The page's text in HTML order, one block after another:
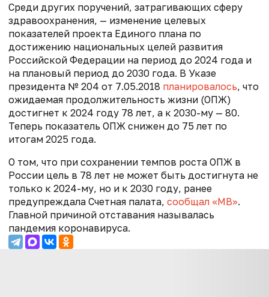
Среди других поручений, затрагивающих сферу
здравоохранения, — изменение целевых
показателей проекта Единого плана по
достижению национальных целей развития
Российской Федерации на период до 2024 года и
на плановый период до 2030 года. В Указе
президента № 204 от 7.05.2018 планировалось, что
ожидаемая продолжительность жизни (ОПЖ)
достигнет к 2024 году 78 лет, а к 2030-му — 80.
Теперь показатель ОПЖ снижен до 75 лет по
итогам 2025 года.
О том, что при сохранении темпов роста ОПЖ в
России цель в 78 лет не может быть достигнута не
только к 2024-му, но и к 2030 году, ранее
предупреждала Счетная палата, сообщал «МВ».
Главной причиной отставания называлась
пандемия коронавируса.